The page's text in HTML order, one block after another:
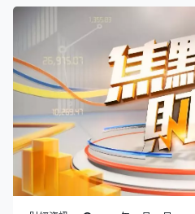
創建因潘廸生的蓄意行為違反